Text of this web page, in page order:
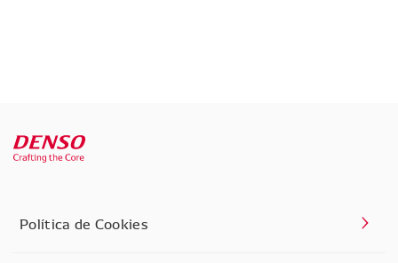
Política de Cookies